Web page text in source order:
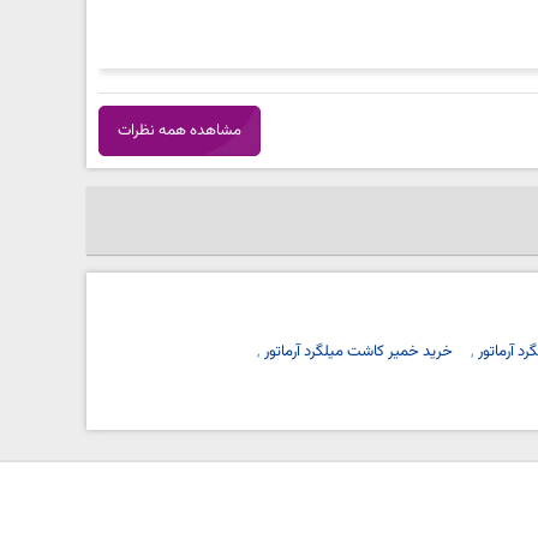
مشاهده همه نظرات
آرماتور خرید خمیر کاشت میلگرد آرماتور